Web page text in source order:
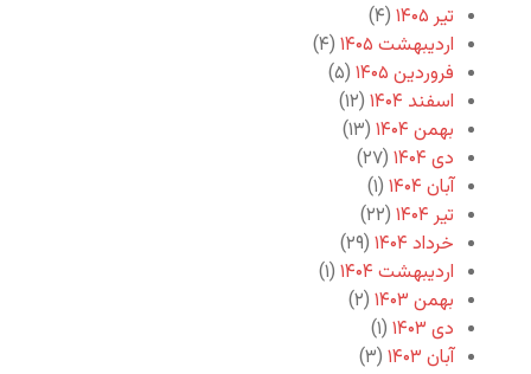
تیر ۱۴۰۵
(۴)
اردیبهشت ۱۴۰۵
(۴)
فروردین ۱۴۰۵
(۵)
اسفند ۱۴۰۴
(۱۲)
بهمن ۱۴۰۴
(۱۳)
دی ۱۴۰۴
(۲۷)
آبان ۱۴۰۴
(۱)
تیر ۱۴۰۴
(۲۲)
خرداد ۱۴۰۴
(۲۹)
اردیبهشت ۱۴۰۴
(۱)
بهمن ۱۴۰۳
(۲)
دی ۱۴۰۳
(۱)
آبان ۱۴۰۳
(۳)